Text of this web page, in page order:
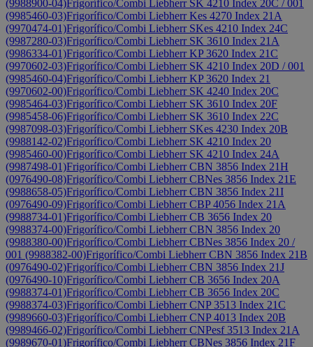
(9988900-04)Frigorífico/Combi Liebherr SK 4210 Index 20C / 001
(9985460-03)Frigorífico/Combi Liebherr Kes 4270 Index 21A
(9970474-01)Frigorífico/Combi Liebherr SKes 4210 Index 24C
(9987280-03)Frigorífico/Combi Liebherr SK 3610 Index 21A
(9986334-01)Frigorífico/Combi Liebherr KP 3620 Index 21C
(9970602-03)Frigorífico/Combi Liebherr SK 4210 Index 20D / 001
(9985460-04)Frigorífico/Combi Liebherr KP 3620 Index 21
(9970602-00)Frigorífico/Combi Liebherr SK 4240 Index 20C
(9985464-03)Frigorífico/Combi Liebherr SK 3610 Index 20F
(9985458-06)Frigorífico/Combi Liebherr SK 3610 Index 22C
(9987098-03)Frigorífico/Combi Liebherr SKes 4230 Index 20B
(9988142-02)Frigorífico/Combi Liebherr SK 4210 Index 20
(9985460-00)Frigorífico/Combi Liebherr SK 4210 Index 24A
(9987498-01)Frigorífico/Combi Liebherr CBN 3856 Index 21H
(0976490-08)Frigorífico/Combi Liebherr CBNes 3856 Index 21E
(9988658-05)Frigorífico/Combi Liebherr CBN 3856 Index 21I
(0976490-09)Frigorífico/Combi Liebherr CBP 4056 Index 21A
(9988734-01)Frigorífico/Combi Liebherr CB 3656 Index 20
(9988374-00)Frigorífico/Combi Liebherr CBN 3856 Index 20
(9988380-00)Frigorífico/Combi Liebherr CBNes 3856 Index 20 /
001 (9988382-00)Frigorífico/Combi Liebherr CBN 3856 Index 21B
(0976490-02)Frigorífico/Combi Liebherr CBN 3856 Index 21J
(0976490-10)Frigorífico/Combi Liebherr CB 3656 Index 20A
(9988374-01)Frigorífico/Combi Liebherr CB 3656 Index 20C
(9988374-03)Frigorífico/Combi Liebherr CNP 3513 Index 21C
(9989660-03)Frigorífico/Combi Liebherr CNP 4013 Index 20B
(9989466-02)Frigorífico/Combi Liebherr CNPesf 3513 Index 21A
(9989670-01)Frigorífico/Combi Liebherr CBNes 3856 Index 21F